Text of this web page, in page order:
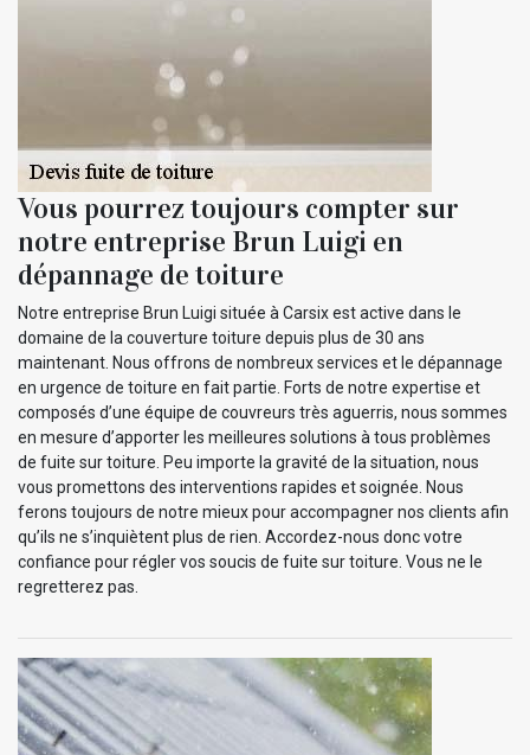
Vous pourrez toujours compter sur
notre entreprise Brun Luigi en
dépannage de toiture
Notre entreprise Brun Luigi située à Carsix est active dans le
domaine de la couverture toiture depuis plus de 30 ans
maintenant. Nous offrons de nombreux services et le dépannage
en urgence de toiture en fait partie. Forts de notre expertise et
composés d’une équipe de couvreurs très aguerris, nous sommes
en mesure d’apporter les meilleures solutions à tous problèmes
de fuite sur toiture. Peu importe la gravité de la situation, nous
vous promettons des interventions rapides et soignée. Nous
ferons toujours de notre mieux pour accompagner nos clients afin
qu’ils ne s’inquiètent plus de rien. Accordez-nous donc votre
confiance pour régler vos soucis de fuite sur toiture. Vous ne le
regretterez pas.